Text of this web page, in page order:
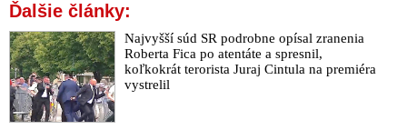
Ďalšie články:
Najvyšší súd SR podrobne opísal zranenia
Roberta Fica po atentáte a spresnil,
koľkokrát terorista Juraj Cintula na premiéra
vystrelil